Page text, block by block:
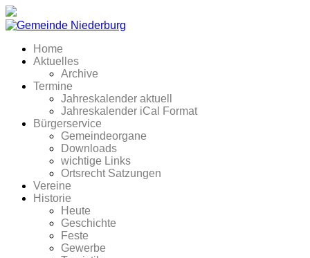
Home
Aktuelles
Archive
Termine
Jahreskalender aktuell
Jahreskalender iCal Format
Bürgerservice
Gemeindeorgane
Downloads
wichtige Links
Ortsrecht Satzungen
Vereine
Historie
Heute
Geschichte
Feste
Gewerbe